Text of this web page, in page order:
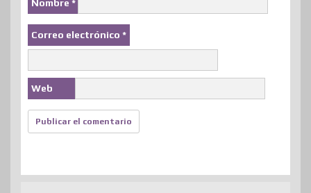
Nombre *
Correo electrónico *
Web